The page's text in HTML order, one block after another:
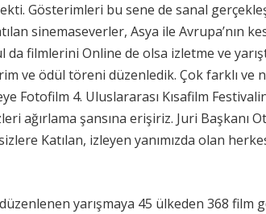
Gösterimleri bu sene de sanal
sinemaseverler, Asya ile Avrupa’nın
da filmlerini Online de olsa izletme ve
ve ödül töreni düzenledik. Çok farklı ve
Fotofilm 4. Uluslararası Kısafilm
ağırlama şansına erişiriz. Juri Başkanı
Katılan, izleyen yanımızda olan
yarışmaya 45 ülkeden 368 film